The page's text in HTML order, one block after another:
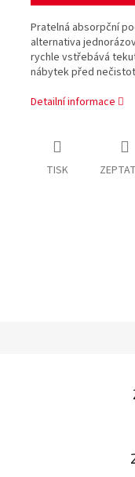
Pratelná absorpční
alternativa
rychle vstřebává
nábytek před
Detailní informace
TISK